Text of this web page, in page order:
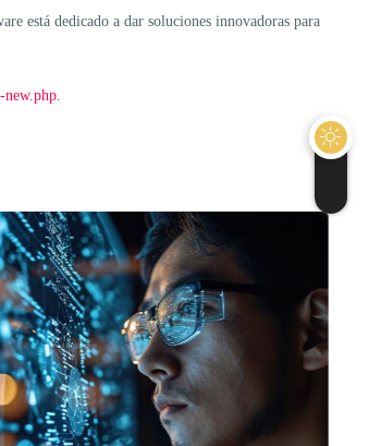
está dedicado a dar soluciones innovadoras para
new.php